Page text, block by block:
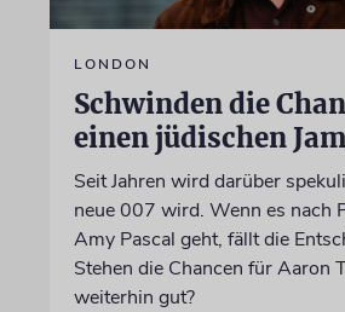
LONDON
Schwinden die
einen jüdischen
Seit Jahren wird darüber
neue 007 wird. Wenn es nach
Amy Pascal geht, fällt die
Stehen die Chancen für Aaron
weiterhin gut?